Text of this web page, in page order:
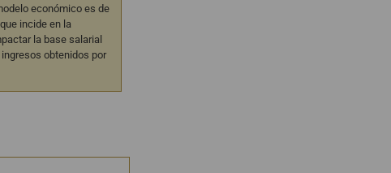
económico es de
incide en la
la base salarial
obtenidos por